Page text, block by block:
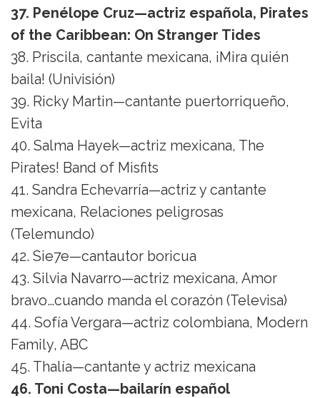
37. Penélope Cruz—actriz española, Pirates
of the Caribbean: On Stranger Tides
38. Priscila, cantante mexicana, ¡Mira quién
baila! (Univisión)
39. Ricky Martin—cantante puertorriqueño,
Evita
40. Salma Hayek—actriz mexicana, The
Pirates! Band of Misfits
41. Sandra Echevarría—actriz y cantante
mexicana, Relaciones peligrosas
(Telemundo)
42. Sie7e—cantautor boricua
43. Silvia Navarro—actriz mexicana, Amor
bravo…cuando manda el corazón (Televisa)
44. Sofía Vergara—actriz colombiana, Modern
Family, ABC
45. Thalía—cantante y actriz mexicana
46. Toni Costa—bailarín español